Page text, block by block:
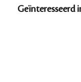
Geïnteresseerd